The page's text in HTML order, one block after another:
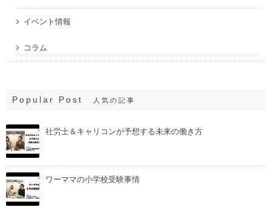
イベント情報
コラム
Popular Post 人気の記事
社労士＆キャリコンが予想する未来の働き方
ワーママの小学校受験事情